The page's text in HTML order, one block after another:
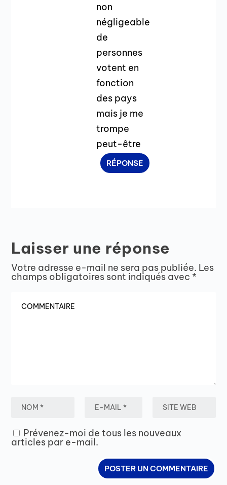
non
négligeable
de
personnes
votent en
fonction
des pays
mais je me
trompe
peut-être
RÉPONSE
Laisser une réponse
Votre adresse e-mail ne sera pas publiée. Les
champs obligatoires sont indiqués avec *
Prévenez-moi de tous les nouveaux
articles par e-mail.